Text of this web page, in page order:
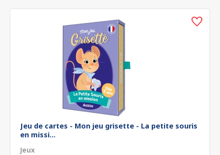
Jeu de cartes - Mon jeu grisette - La petite souris
en missi...
Jeux